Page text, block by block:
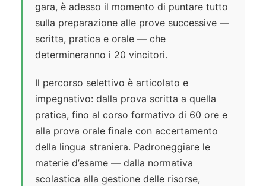
gara, è adesso il momento di puntare tutto
sulla preparazione alle prove successive —
scritta, pratica e orale — che
determineranno i 20 vincitori.
Il percorso selettivo è articolato e
impegnativo: dalla prova scritta a quella
pratica, fino al corso formativo di 60 ore e
alla prova orale finale con accertamento
della lingua straniera. Padroneggiare le
materie d’esame — dalla normativa
scolastica alla gestione delle risorse,